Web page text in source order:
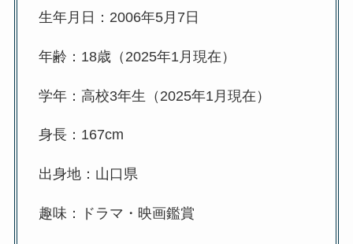
生年月日：2006年5月7日
年齢：18歳（2025年1月現在）
学年：高校3年生（2025年1月現在）
身長：167cm
出身地：山口県
趣味：ドラマ・映画鑑賞